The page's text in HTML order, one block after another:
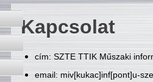
Kapcsolat
cím: SZTE TTIK Műszaki
email: miv[kukac]inf[pont]u-